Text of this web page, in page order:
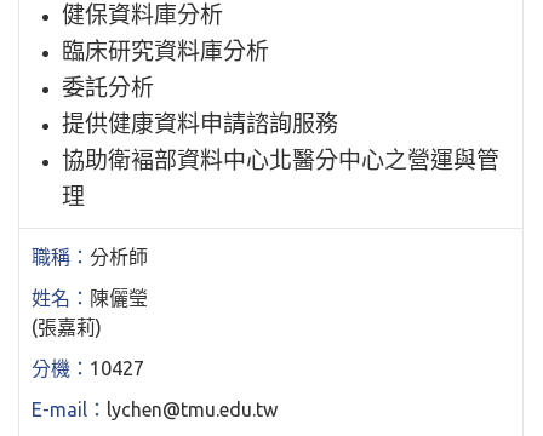
健保資料庫分析
臨床研究資料庫分析
委託分析
提供健康資料申請諮詢服務
協助衛褔部資料中心北醫分中心之營運與管
理
分析師
陳儷瑩
(張嘉莉)
10427
lychen@tmu.edu.tw